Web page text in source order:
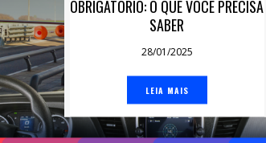
OBRIGATÓRIO: O QUE VOCÊ PRECISA
SABER
28/01/2025
LEIA MAIS